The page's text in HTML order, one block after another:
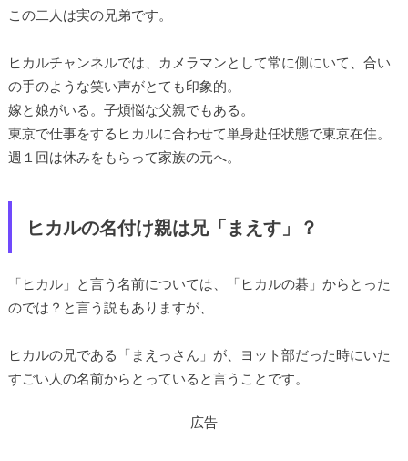
この二人は実の兄弟です。
ヒカルチャンネルでは、カメラマンとして常に側にいて、合い
の手のような笑い声がとても印象的。
嫁と娘がいる。子煩悩な父親でもある。
東京で仕事をするヒカルに合わせて単身赴任状態で東京在住。
週１回は休みをもらって家族の元へ。
ヒカルの名付け親は兄「まえす」？
「ヒカル」と言う名前については、「ヒカルの碁」からとった
のでは？と言う説もありますが、
ヒカルの兄である「まえっさん」が、ヨット部だった時にいた
すごい人の名前からとっていると言うことです。
広告